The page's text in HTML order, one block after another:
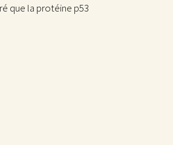
que la protéine p53